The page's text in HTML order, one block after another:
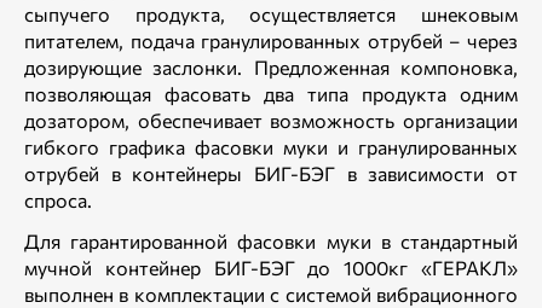
сыпучего продукта, осуществляется шнековым
питателем, подача гранулированных отрубей – через
дозирующие заслонки. Предложенная компоновка,
позволяющая фасовать два типа продукта одним
дозатором, обеспечивает возможность организации
гибкого графика фасовки муки и гранулированных
отрубей в контейнеры БИГ-БЭГ в зависимости от
спроса.
Для гарантированной фасовки муки в стандартный
мучной контейнер БИГ-БЭГ до 1000кг «ГЕРАКЛ»
выполнен в комплектации с системой вибрационного